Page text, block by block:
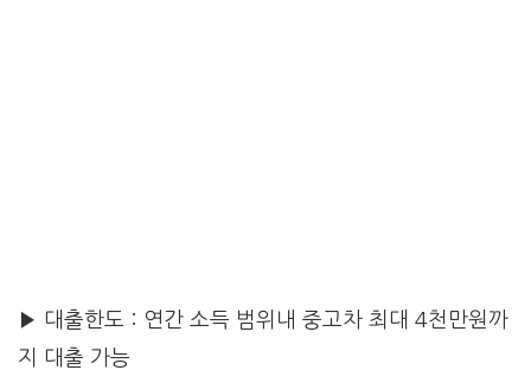
▶ 대출한도 : 연간 소득 범위내 중고차 최대 4천만원까
지 대출 가능